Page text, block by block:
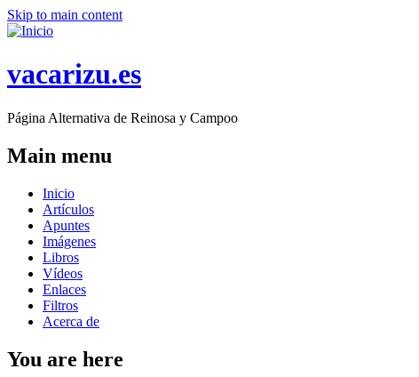
Skip to main content
vacarizu.es
Página Alternativa de Reinosa y Campoo
Main menu
Inicio
Artículos
Apuntes
Imágenes
Libros
Vídeos
Enlaces
Filtros
Acerca de
You are here